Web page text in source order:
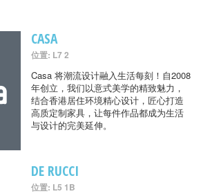
CASA
位置: L7 2
Casa 将潮流设计融入生活每刻！自2008
年创立，我们以意式美学的精致魅力，
结合香港居住环境精心设计，匠心打造
高质定制家具，让每件作品都成为生活
与设计的完美延伸。
DE RUCCI
位置: L5 1B